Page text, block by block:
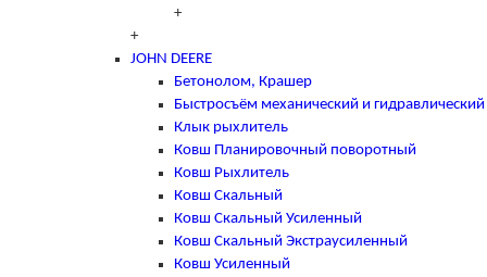
+
+
JOHN DEERE
Бетонолом, Крашер
Быстросъём механический и гидравлический
Клык рыхлитель
Ковш Планировочный поворотный
Ковш Рыхлитель
Ковш Скальный
Ковш Скальный Усиленный
Ковш Скальный Экстраусиленный
Ковш Усиленный